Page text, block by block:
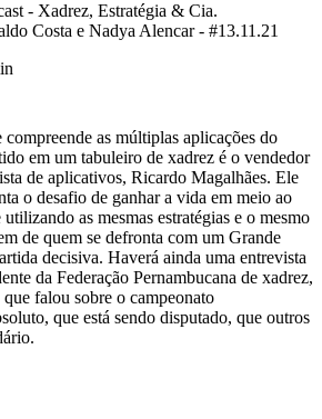
- Xadrez, Estratégia & Cia.
Costa e Nadya Alencar - #13.11.21
compreende as múltiplas aplicações do
em um tabuleiro de xadrez é o vendedor
de aplicativos, Ricardo Magalhães. Ele
o desafio de ganhar a vida em meio ao
as mesmas estratégias e o mesmo
de quem se defronta com um Grande
decisiva. Haverá ainda uma entrevista
da Federação Pernambucana de xadrez,
falou sobre o campeonato
que está sendo disputado, que outros